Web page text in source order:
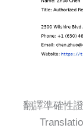
翻譯準確性